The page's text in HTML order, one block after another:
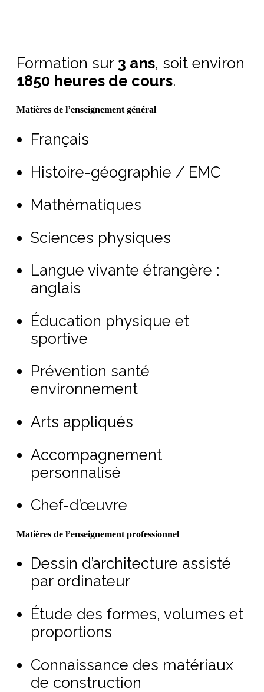
Formation sur 3 ans, soit environ
1850 heures de cours.
Matières de l’enseignement général
Français
Histoire-géographie / EMC
Mathématiques
Sciences physiques
Langue vivante étrangère :
anglais
Éducation physique et
sportive
Prévention santé
environnement
Arts appliqués
Accompagnement
personnalisé
Chef-d’œuvre
Matières de l’enseignement professionnel
Dessin d’architecture assisté
par ordinateur
Étude des formes, volumes et
proportions
Connaissance des matériaux
de construction